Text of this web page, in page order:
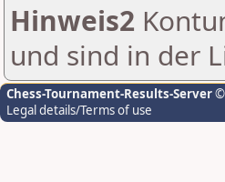
Hinweis2
und sind in der
Chess-Tournament-Results-Server©
Legal details/Terms of use